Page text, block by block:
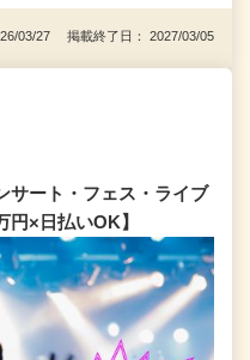
03/27 掲載終了日： 2027/03/05
サート・フェス・ライブ
×日払いOK】